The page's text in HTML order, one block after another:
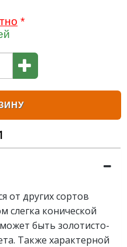
*
от других сортов
слегка конической
быть золотисто-
Также характерной